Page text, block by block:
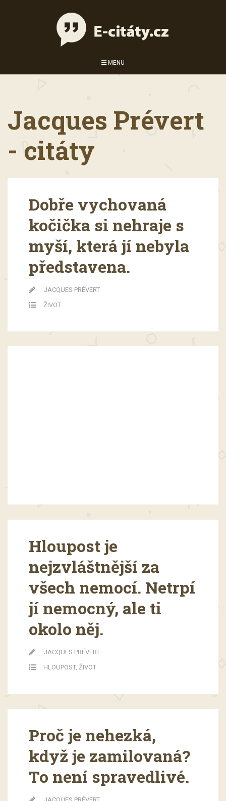
MENU
Jacques Prévert
- citáty
Dobře vychovaná
kočička si nehraje s
myší, která jí nebyla
představena.
JACQUES PRÉVERT
ŽIVOT
Hloupost je
nejzvláštnější za
všech nemocí. Netrpí
jí nemocný, ale ti
okolo něj.
JACQUES PRÉVERT
HLOUPOST, ŽIVOT
Proč je nehezká,
když je zamilovaná?
To není spravedlivé.